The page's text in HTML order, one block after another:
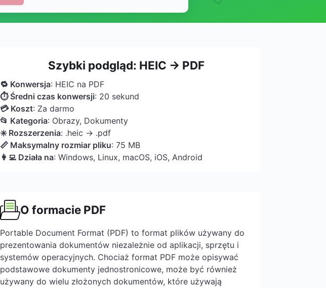
Szybki podgląd: HEIC → PDF
🔁 Konwersja: HEIC na PDF
⏱ Średni czas konwersji: 20 sekund
💳 Koszt: Za darmo
📂 Kategoria: Obrazy, Dokumenty
✳️ Rozszerzenia: .heic → .pdf
📏 Maksymalny rozmiar pliku: 75 MB
👩‍💻 Działa na: Windows, Linux, macOS, iOS, Android
O formacie PDF
Portable Document Format (PDF) to format plików używany do
prezentowania dokumentów niezależnie od aplikacji, sprzętu i
systemów operacyjnych. Chociaż format PDF może opisywać
podstawowe dokumenty jednostronicowe, może być również
używany do wielu złożonych dokumentów, które używają